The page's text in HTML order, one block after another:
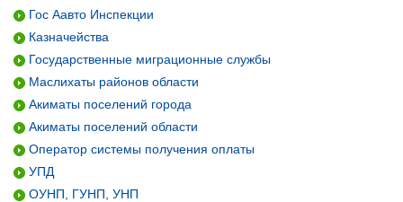
Гос Аавто Инспекции
Казначейства
Государственные миграционные службы
Маслихаты районов области
Акиматы поселений города
Акиматы поселений области
Оператор системы получения оплаты
УПД
ОУНП, ГУНП, УНП